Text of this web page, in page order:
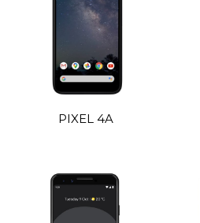
PIXEL 4A